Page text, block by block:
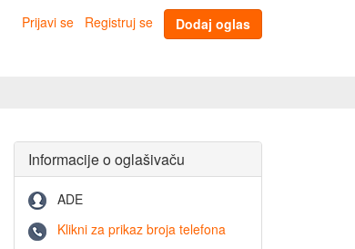
Prijavi se Registruj se Dodaj oglas
Informacije o oglašivaču
ADE
Klikni za prikaz broja telefona